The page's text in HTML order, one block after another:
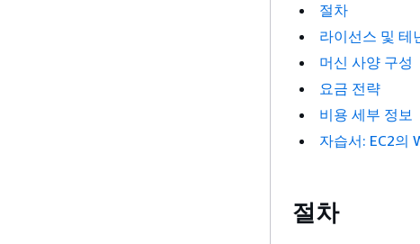
절차
라이선스 및 테
머신 사양 구성
요금 전략
비용 세부 정보
자습서: EC2의
절차